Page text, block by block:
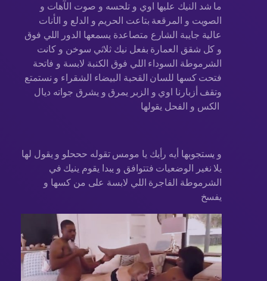
ما شد النيك عليها اوي و تلحسه و صوت الآهات و
الصويت و المرقعة بتاعت الحريم و الدلع و الأنات
عالية جايبة الشارع متصاعدة يسمعها الدور اللي فوق
و كل شقق العمارة بفعل نيك ثلاثي سوخن و كانت
الشرموطة السوداء اللي فوق الكنبة لابسة و فاتحة
فتحت كسها للسان القحبة البيضاء الشقراء و نستمتع
وتقف أزبارنا اوي و الزبر يمرق و يشرق جواته ديال
و يستجوبها أيه رأيك يا مومس تقوله حححلو و يقول لها
يلا نغير الوضعيات فتتوافق و يبدا يقوم ينيك في
الشرموطة الفاجرة اللي لابسة على من كسها و
يفسخ